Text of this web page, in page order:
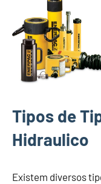
Tipos de
Hidraulico
Existem diversos